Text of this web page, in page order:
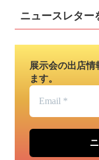
ニュースレター
展示会の出店情
ます。
Email